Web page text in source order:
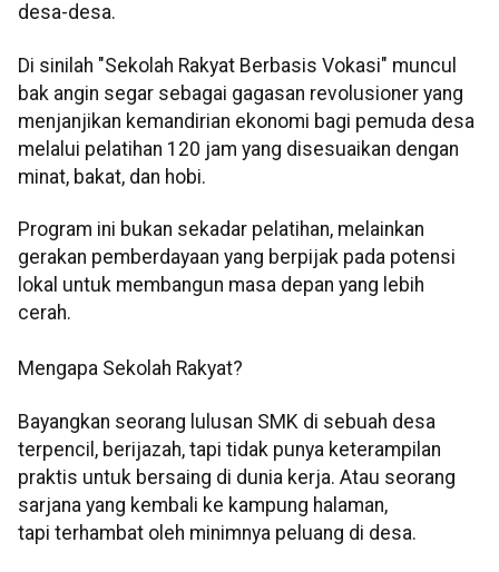
desa-desa.
Di sinilah "Sekolah Rakyat Berbasis Vokasi" muncul
bak angin segar sebagai gagasan revolusioner yang
menjanjikan kemandirian ekonomi bagi pemuda desa
melalui pelatihan 120 jam yang disesuaikan dengan
minat, bakat, dan hobi.
Program ini bukan sekadar pelatihan, melainkan
gerakan pemberdayaan yang berpijak pada potensi
lokal untuk membangun masa depan yang lebih
cerah.
Mengapa Sekolah Rakyat?
Bayangkan seorang lulusan SMK di sebuah desa
terpencil, berijazah, tapi tidak punya keterampilan
praktis untuk bersaing di dunia kerja. Atau seorang
sarjana yang kembali ke kampung halaman,
tapi terhambat oleh minimnya peluang di desa.